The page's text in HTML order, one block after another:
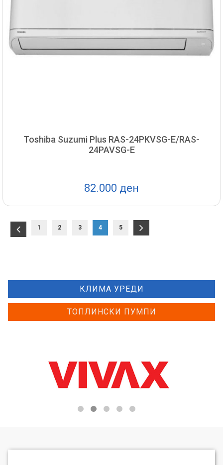
Toshiba Suzumi Plus RAS-24PKVSG-E/RAS-
24PAVSG-E
82.000 ден
1 2 3 4 5
КЛИМА УРЕДИ
ТОПЛИНСКИ ПУМПИ